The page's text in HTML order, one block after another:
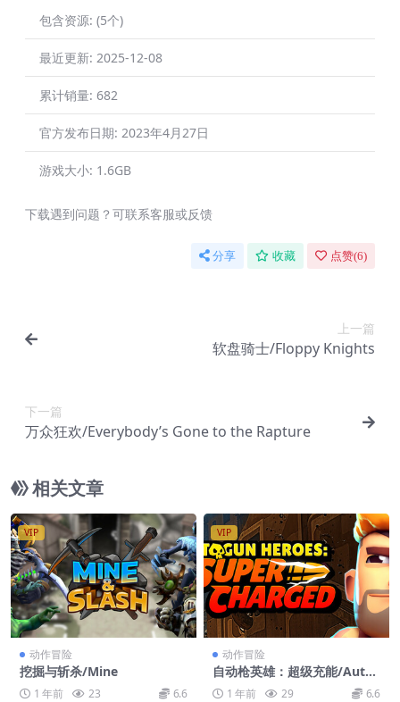
包含资源: (5个)
最近更新: 2025-12-08
累计销量: 682
官方发布日期: 2023年4月27日
游戏大小: 1.6GB
下载遇到问题？可联系客服或反馈
分享 收藏 点赞(6)
上一篇
软盘骑士/Floppy Knights
下一篇
万众狂欢/Everybody’s Gone to the Rapture
相关文章
VIP
动作冒险
挖掘与斩杀/Mine
1 年前 23 6.6
VIP
动作冒险
自动枪英雄：超级充能/Auto
gun Heroes: Supercharged
1 年前 29 6.6